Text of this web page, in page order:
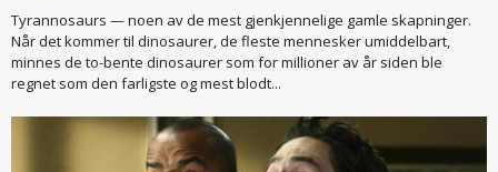
Tyrannosaurs — noen av de mest gjenkjennelige gamle skapninger.
Når det kommer til dinosaurer, de fleste mennesker umiddelbart,
minnes de to-bente dinosaurer som for millioner av år siden ble
regnet som den farligste og mest blodt...